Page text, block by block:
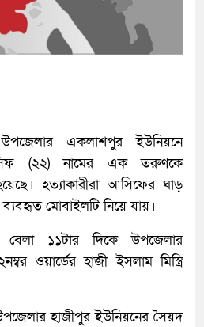
উপজেলার একলাশপুর ইউনিয়নে
(২২) নামের এক তরুণকে
হত্যাকারীরা আসিফের ঘাড়
মোবাইলটি নিয়ে যায়।
বেলা ১১টার দিকে উপজেলার
ওয়ার্ডের হাজী ইসলাম মিস্ত্রি
হাজীপুর ইউনিয়নের সৈয়দ